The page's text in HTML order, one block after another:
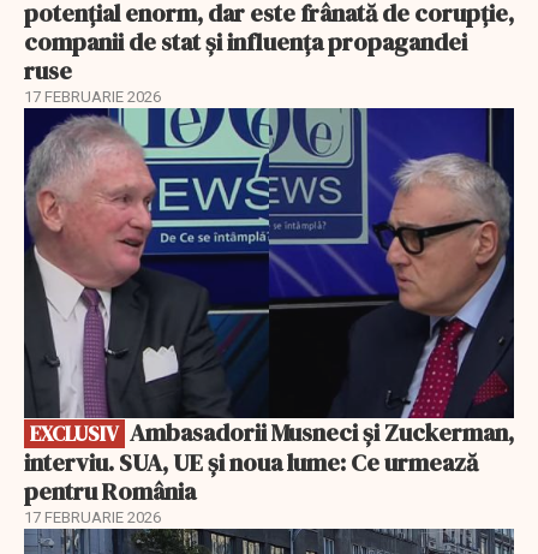
potențial enorm, dar este frânată de corupție,
companii de stat și influența propagandei
ruse
17 FEBRUARIE 2026
EXCLUSIV
EXCLUSIV
interviu. SUA, UE și noua lume: Ce urmează
pentru România
17 FEBRUARIE 2026